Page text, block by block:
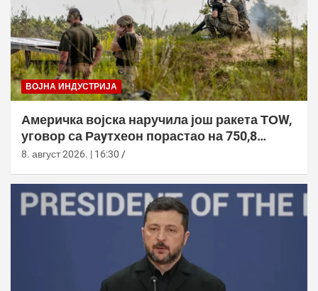
ВОЈНА ИНДУСТРИЈА
Америчка војска наручила још ракета ТОW,
уговор са Раyтхеон порастао на 750,8
милиона долара
8. август 2026. | 16:30